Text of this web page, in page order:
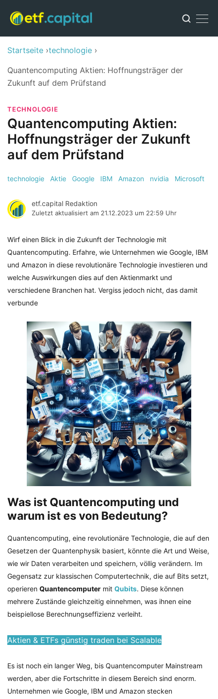
Startseite technologie
Quantencomputing Aktien: Hoffnungsträger der
Zukunft auf dem Prüfstand
TECHNOLOGIE
Quantencomputing Aktien:
Hoffnungsträger der Zukunft
auf dem Prüfstand
technologie Aktie Google IBM Amazon nvidia Microsoft
etf.capital Redaktion
Zuletzt aktualisiert am 21.12.2023 um 22:59 Uhr
Wirf einen Blick in die Zukunft der Technologie mit
Quantencomputing. Erfahre, wie Unternehmen wie Google, IBM
und Amazon in diese revolutionäre Technologie investieren und
welche Auswirkungen dies auf den Aktienmarkt und
verschiedene Branchen hat. Vergiss jedoch nicht, das damit
verbunde
Was ist Quantencomputing und
warum ist es von Bedeutung?
Quantencomputing, eine revolutionäre Technologie, die auf den
Gesetzen der Quantenphysik basiert, könnte die Art und Weise,
wie wir Daten verarbeiten und speichern, völlig verändern. Im
Gegensatz zur klassischen Computertechnik, die auf Bits setzt,
operieren Quantencomputer mit Qubits. Diese können
mehrere Zustände gleichzeitig einnehmen, was ihnen eine
beispiellose Berechnungseffizienz verleiht.
Aktien & ETFs günstig traden bei Scalable
Es ist noch ein langer Weg, bis Quantencomputer Mainstream
werden, aber die Fortschritte in diesem Bereich sind enorm.
Unternehmen wie Google, IBM und Amazon stecken